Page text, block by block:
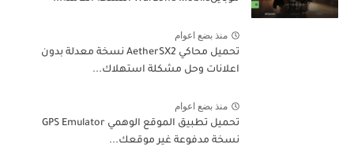
منذ بضع اعوام
تحميل محاكي AetherSX2 نسخة معدلة بدون
اعلانات وحل مشكلة استهلاك...
منذ بضع اعوام
تحميل تطبيق الموقع الوهمي GPS Emulator
نسخة مدفوعة غير موقعك...